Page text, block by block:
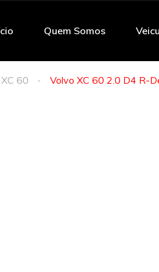
Quem Somos
XC 60 Volvo XC 60 2.0 D4 R-